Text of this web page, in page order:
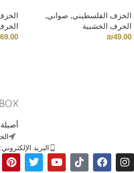
الخزف الفلسطيني, صواني,
الحرف الخشبية
₪49.00
69.00
البريد الإلكتروني: palestineinabox@gmail.com